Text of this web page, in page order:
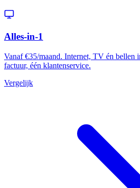
Alles-in-1
Vanaf €35/maand. Internet, TV én bellen
factuur, één klantenservice.
Vergelijk